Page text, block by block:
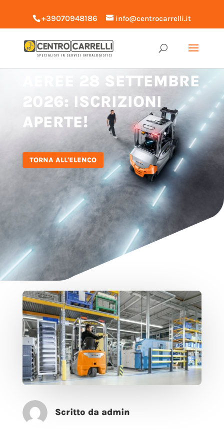
+39070948186 info@centrocarrelli.it
CORSO PIATTAFORME
AEREE 28 SETTEMBRE
2026: ISCRIZIONI
APERTE!
TORNA ALL'ELENCO
Scritto da admin